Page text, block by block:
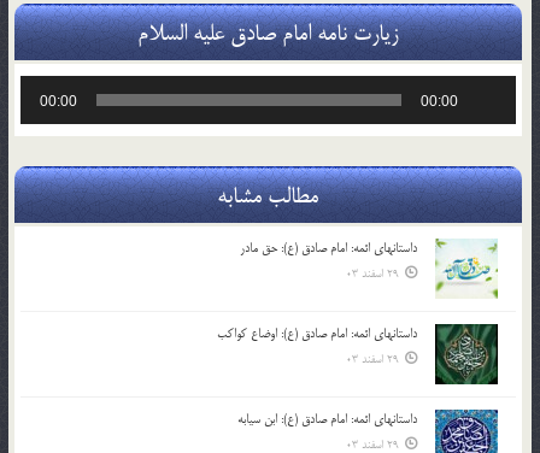
زیارت نامه امام صادق علیه السلام
00:00
00:00
مطالب مشابه
داستانهای ائمه: امام صادق (ع): حق مادر
29 اسفند 03
داستانهای ائمه: امام صادق (ع): اوضاع کواکب
29 اسفند 03
داستانهای ائمه: امام صادق (ع): ابن سیابه
29 اسفند 03